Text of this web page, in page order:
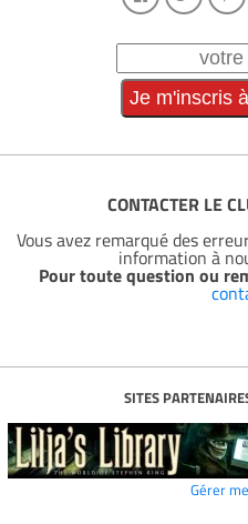
CONTACTER LE
Vous avez remarqué des
information à
Pour toute question ou
SITES
Gérer